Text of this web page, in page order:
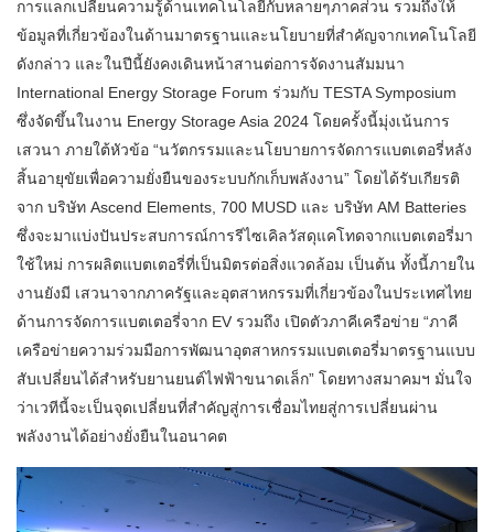
การแลกเปลี่ยนความรู้ด้านเทคโนโลยีกับหลายๆภาคส่วน รวมถึงให้
ข้อมูลที่เกี่ยวข้องในด้านมาตรฐานและนโยบายที่สำคัญจากเทคโนโลยี
ดังกล่าว และในปีนี้ยังคงเดินหน้าสานต่อการจัดงานสัมมนา
International Energy Storage Forum ร่วมกับ TESTA Symposium
ซึ่งจัดขึ้นในงาน Energy Storage Asia 2024 โดยครั้งนี้มุ่งเน้นการ
เสวนา ภายใต้หัวข้อ “นวัตกรรมและนโยบายการจัดการแบตเตอรี่หลัง
สิ้นอายุขัยเพื่อความยั่งยืนของระบบกักเก็บพลังงาน” โดยได้รับเกียรติ
จาก บริษัท Ascend Elements, 700 MUSD และ บริษัท AM Batteries
ซึ่งจะมาแบ่งปันประสบการณ์การรีไซเคิลวัสดุแคโทดจากแบตเตอรี่มา
ใช้ใหม่ การผลิตแบตเตอรี่ที่เป็นมิตรต่อสิ่งแวดล้อม เป็นต้น ทั้งนี้ภายใน
งานยังมี เสวนาจากภาครัฐและอุตสาหกรรมที่เกี่ยวข้องในประเทศไทย
ด้านการจัดการแบตเตอรี่จาก EV รวมถึง เปิดตัวภาคีเครือข่าย “ภาคี
เครือข่ายความร่วมมือการพัฒนาอุตสาหกรรมแบตเตอรี่มาตรฐานแบบ
สับเปลี่ยนได้สำหรับยานยนต์ไฟฟ้าขนาดเล็ก” โดยทางสมาคมฯ มั่นใจ
ว่าเวทีนี้จะเป็นจุดเปลี่ยนที่สำคัญสู่การเชื่อมไทยสู่การเปลี่ยนผ่าน
พลังงานได้อย่างยั่งยืนในอนาคต